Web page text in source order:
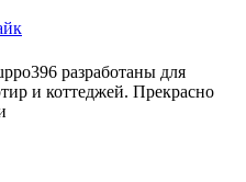
разработаны для
и коттеджей. Прекрасно